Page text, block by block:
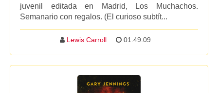
juvenil editada en Madrid, Los Muchachos.
Semanario con regalos. (El curioso subtít...
Lewis Carroll 01:49:09